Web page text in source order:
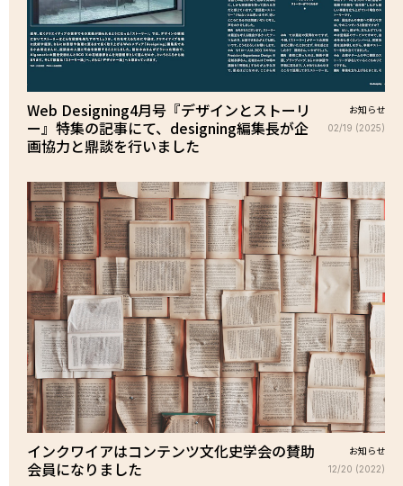
Web Designing4月号『デザインとストーリ
ー』特集の記事にて、designing編集長が企
画協力と鼎談を行いました
お知らせ
02/19 (2025)
インクワイアはコンテンツ文化史学会の賛助
会員になりました
お知らせ
12/20 (2022)